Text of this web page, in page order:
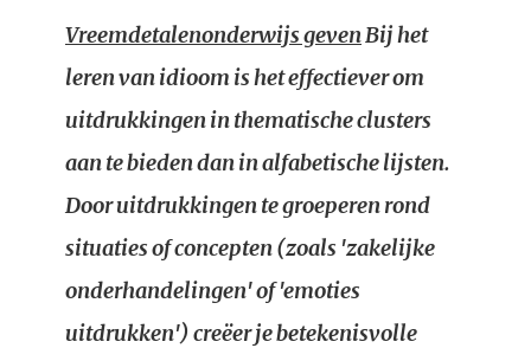
Vreemdetalenonderwijs gevenBij het
leren van idioom is het effectiever om
uitdrukkingen in thematische clusters
aan te bieden dan in alfabetische lijsten.
Door uitdrukkingen te groeperen rond
situaties of concepten (zoals 'zakelijke
onderhandelingen' of 'emoties
uitdrukken') creëer je betekenisvolle